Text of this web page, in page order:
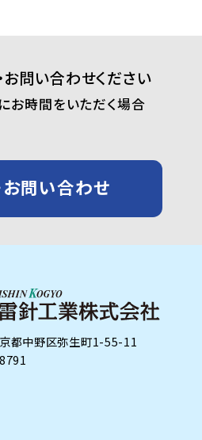
お問い合わせください
お時間をいただく場合
お問い合わせ
都中野区弥生町1-55-11